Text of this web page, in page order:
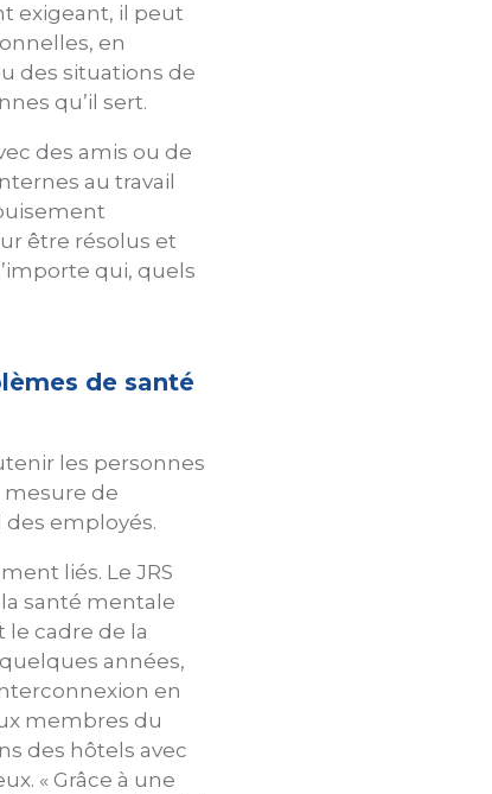
exigeant, il peut
en
des situations de
qu’il sert.
des amis ou de
au travail
être résolus et
qui, quels
de santé
les personnes
de
employés.
liés. Le JRS
santé mentale
cadre de la
années,
en
membres du
des hôtels avec
« Grâce à une